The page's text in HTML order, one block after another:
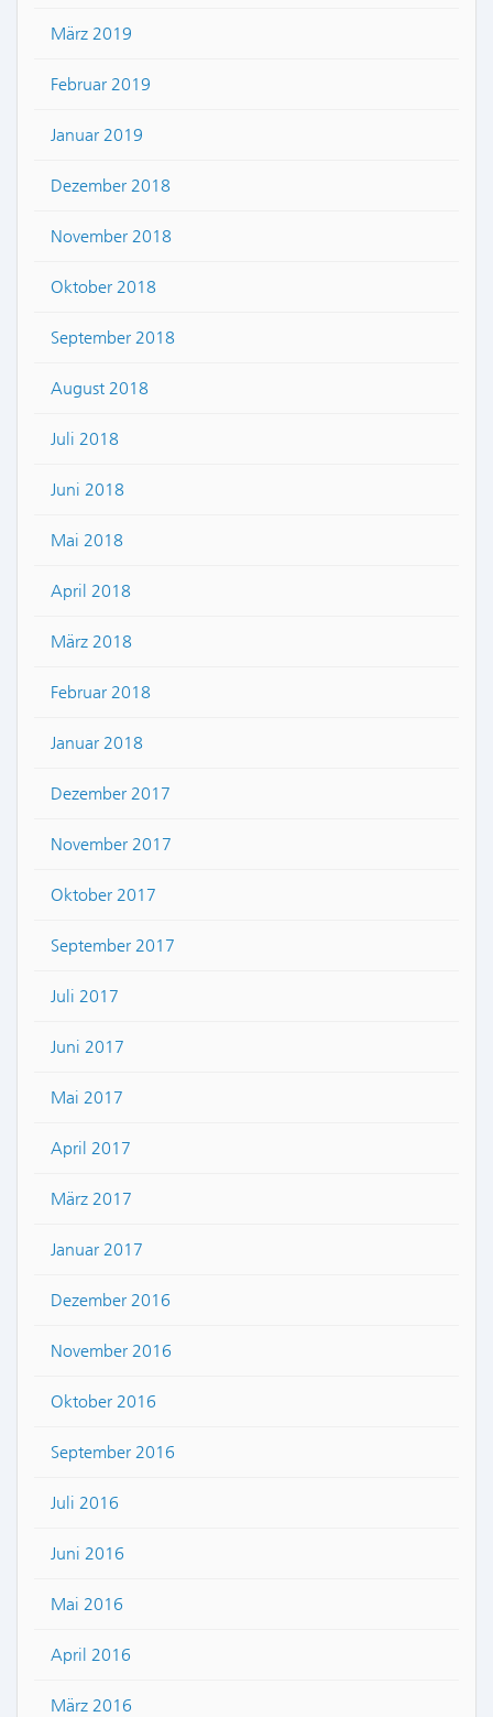
März 2019
Februar 2019
Januar 2019
Dezember 2018
November 2018
Oktober 2018
September 2018
August 2018
Juli 2018
Juni 2018
Mai 2018
April 2018
März 2018
Februar 2018
Januar 2018
Dezember 2017
November 2017
Oktober 2017
September 2017
Juli 2017
Juni 2017
Mai 2017
April 2017
März 2017
Januar 2017
Dezember 2016
November 2016
Oktober 2016
September 2016
Juli 2016
Juni 2016
Mai 2016
April 2016
März 2016